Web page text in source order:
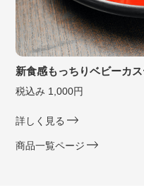
新食感もっちりベビーカス
税込み 1,000円
詳しく見る
商品一覧ページ